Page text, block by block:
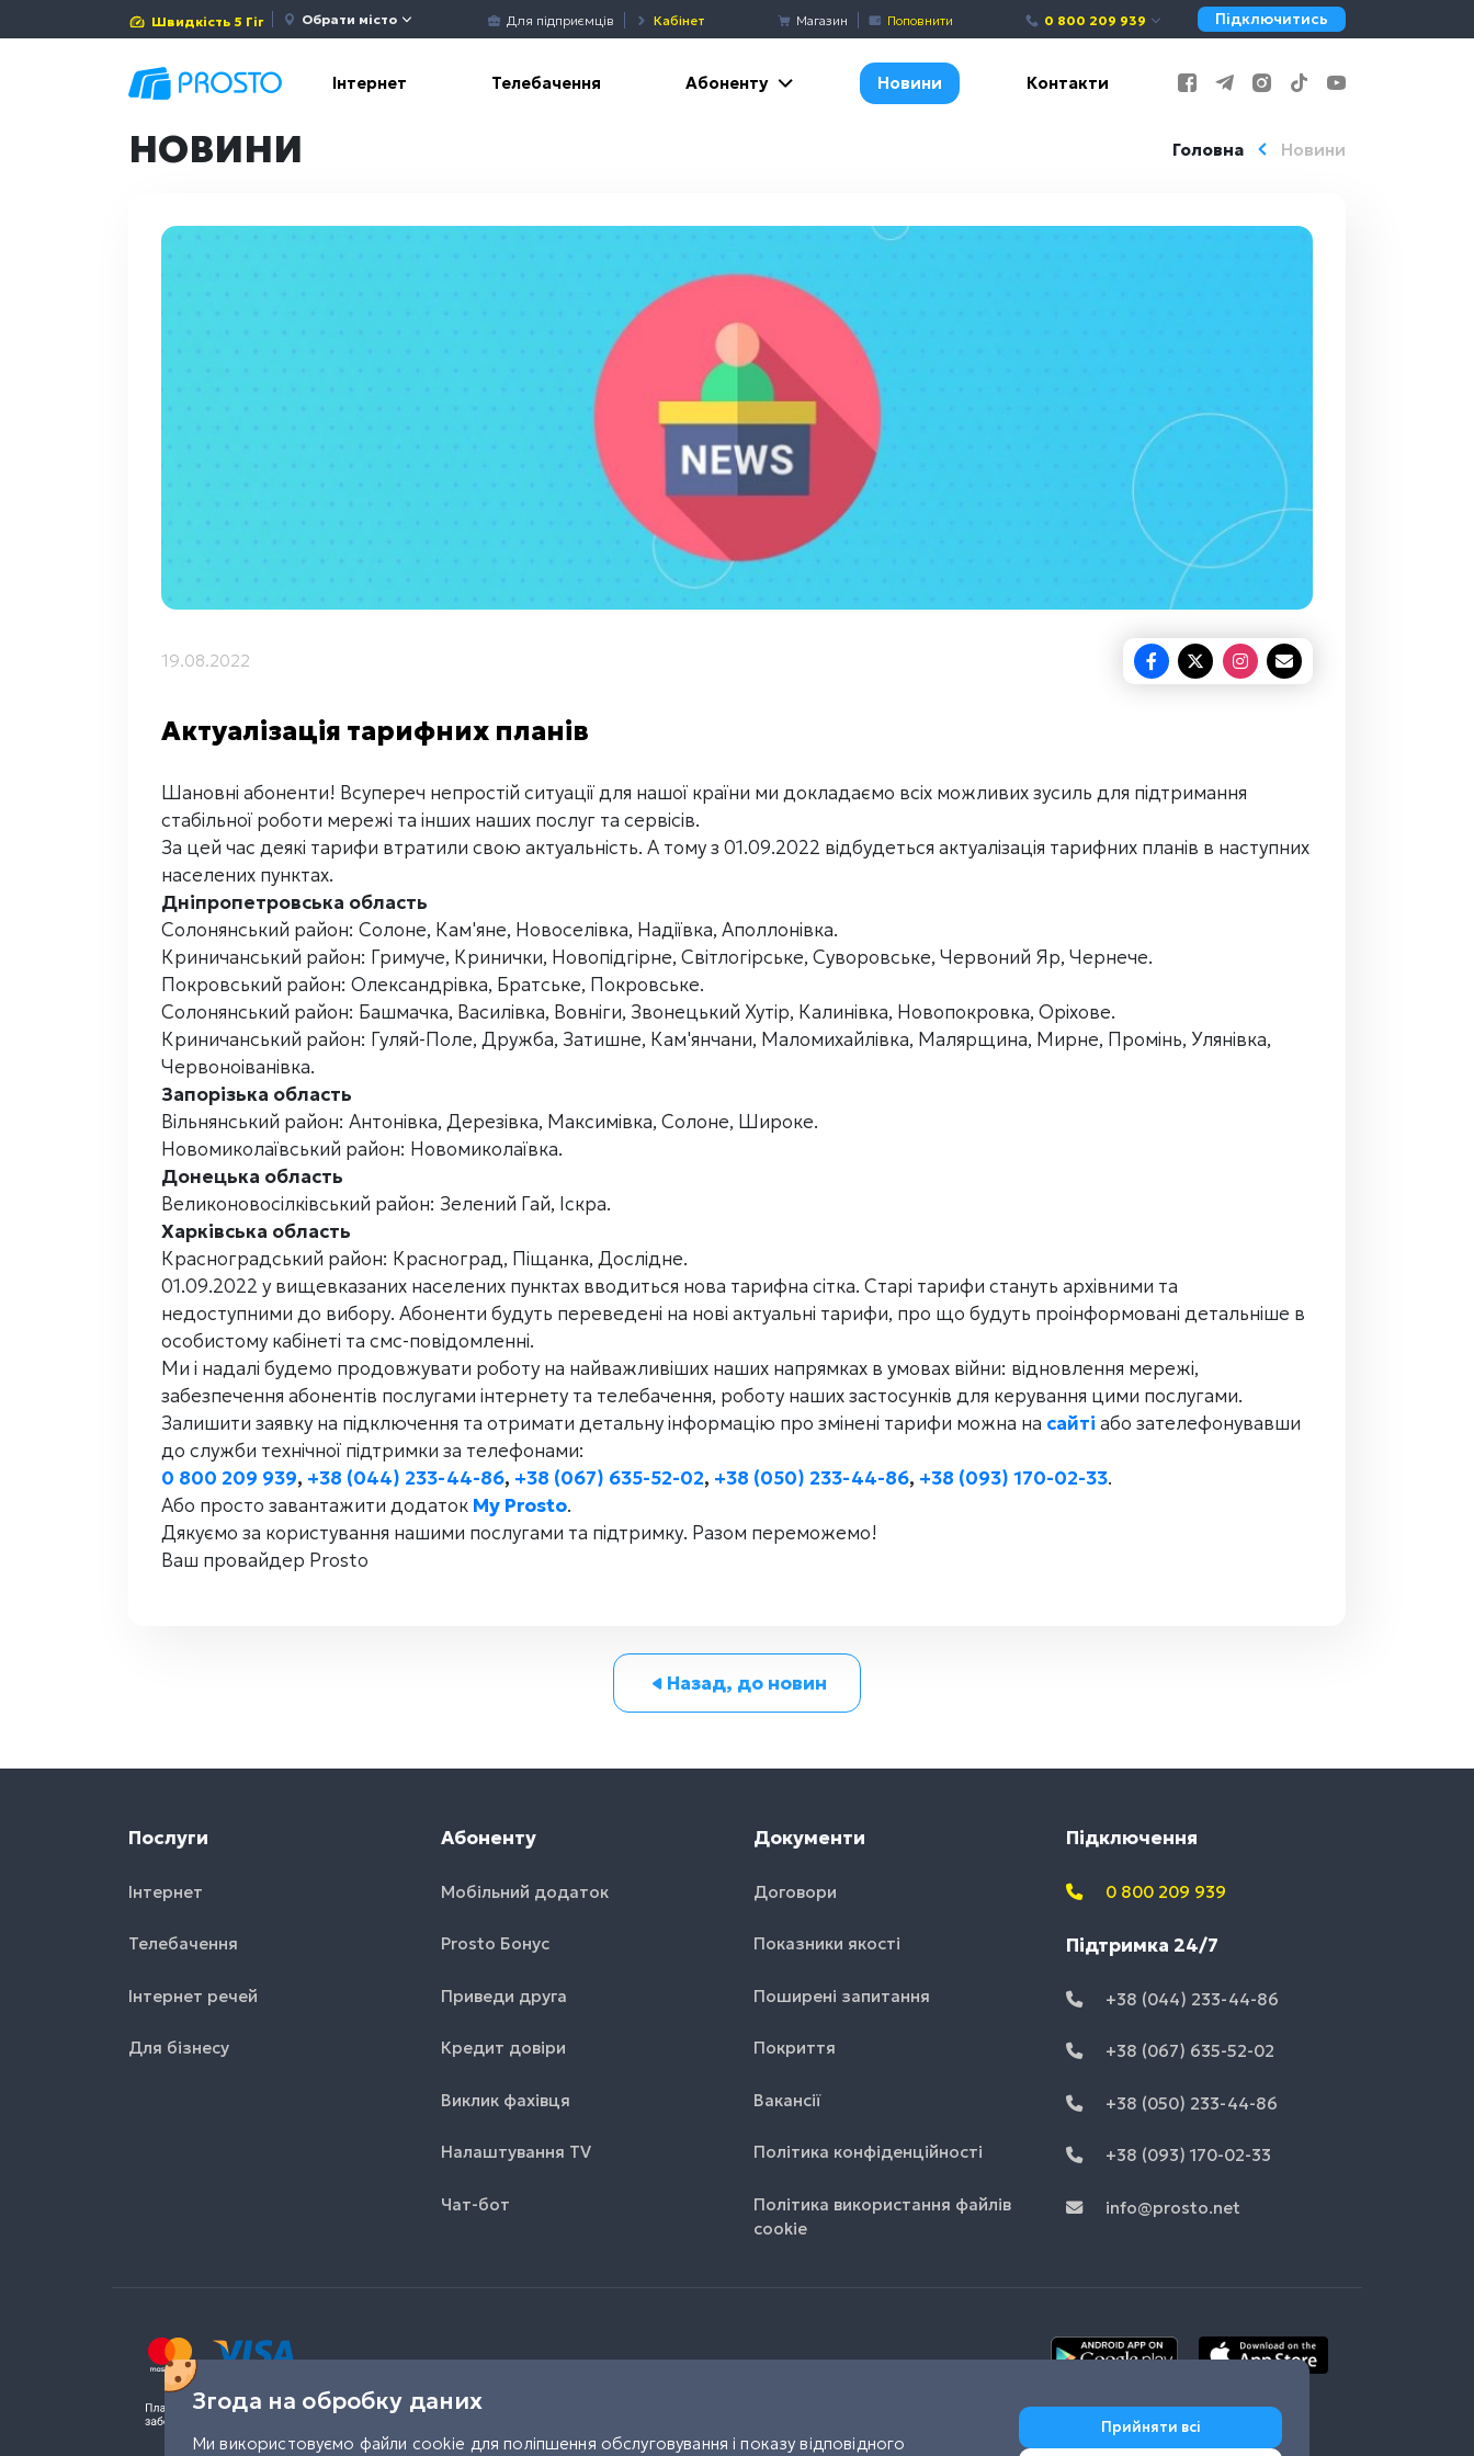
Швидкість 5 Гіг Обрати місто Для підприємців Кабінет Магазин Поповнити 0 800 209 939 Підключитись
Інтернет Телебачення Абоненту Новини Контакти
Головна Новини
НОВИНИ
19.08.2022
Актуалізація тарифних планів
Шановні абоненти! Всупереч непростій ситуації для нашої країни ми докладаємо всіх можливих зусиль для підтримання
стабільної роботи мережі та інших наших послуг та сервісів.
За цей час деякі тарифи втратили свою актуальність. А тому з 01.09.2022 відбудеться актуалізація тарифних планів в наступних
населених пунктах.
Дніпропетровська область
Солонянський район: Солоне, Кам'яне, Новоселівка, Надіївка, Аполлонівка.
Криничанський район: Гримуче, Кринички, Новопідгірне, Світлогірське, Суворовське, Червоний Яр, Чернече.
Покровський район: Олександрівка, Братське, Покровське.
Солонянський район: Башмачка, Василівка, Вовніги, Звонецький Хутір, Калинівка, Новопокровка, Оріхове.
Криничанський район: Гуляй-Поле, Дружба, Затишне, Кам'янчани, Маломихайлівка, Малярщина, Мирне, Промінь, Улянівка,
Червоноіванівка.
Запорізька область
Вільнянський район: Антонівка, Дерезівка, Максимівка, Солоне, Широке.
Новомиколаївський район: Новомиколаївка.
Донецька область
Великоновосілківський район: Зелений Гай, Іскра.
Харківська область
Красноградський район: Красноград, Піщанка, Дослідне.
01.09.2022 у вищевказаних населених пунктах вводиться нова тарифна сітка. Старі тарифи стануть архівними та
недоступними до вибору. Абоненти будуть переведені на нові актуальні тарифи, про що будуть проінформовані детальніше в
особистому кабінеті та смс-повідомленні.
Ми і надалі будемо продовжувати роботу на найважливіших наших напрямках в умовах війни: відновлення мережі,
забезпечення абонентів послугами інтернету та телебачення, роботу наших застосунків для керування цими послугами.
Залишити заявку на підключення та отримати детальну інформацію про змінені тарифи можна на сайті або зателефонувавши
до служби технічної підтримки за телефонами:
0 800 209 939, +38 (044) 233-44-86, +38 (067) 635-52-02, +38 (050) 233-44-86, +38 (093) 170-02-33.
Або просто завантажити додаток My Prosto.
Дякуємо за користування нашими послугами та підтримку. Разом переможемо!
Ваш провайдер Prosto
Назад, до новин
Послуги
Інтернет
Телебачення
Інтернет речей
Для бізнесу
Абоненту
Мобільний додаток
Prosto Бонус
Приведи друга
Кредит довіри
Виклик фахівця
Налаштування TV
Чат-бот
Документи
Договори
Показники якості
Поширені запитання
Покриття
Вакансії
Політика конфіденційності
Політика використання файлів
cookie
Підключення
0 800 209 939
Підтримка 24/7
+38 (044) 233-44-86
+38 (067) 635-52-02
+38 (050) 233-44-86
+38 (093) 170-02-33
info@prosto.net
Згода на обробку даних
Ми використовуємо файли cookie для поліпшення обслуговування і показу відповідного
Прийняти всі